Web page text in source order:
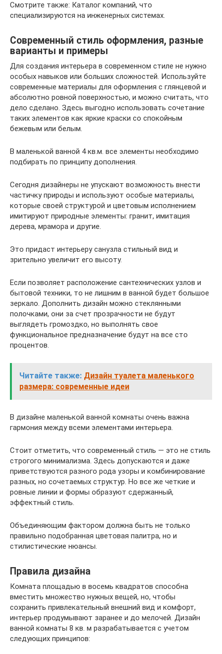
Смотрите также: Каталог компаний, что
специализируются на инженерных системах.
Современный стиль оформления, разные
варианты и примеры
Для создания интерьера в современном стиле не нужно
особых навыков или больших сложностей. Используйте
современные материалы для оформления с глянцевой и
абсолютно ровной поверхностью, и можно считать, что
дело сделано. Здесь выгодно использовать сочетание
таких элементов как яркие краски со спокойным
бежевым или белым.
В маленькой ванной 4 кв.м. все элементы необходимо
подбирать по принципу дополнения.
Сегодня дизайнеры не упускают возможность внести
частичку природы и используют особые материалы,
которые своей структурой и цветовым исполнением
имитируют природные элементы: гранит, имитация
дерева, мрамора и другие.
Это придаст интерьеру санузла стильный вид и
зрительно увеличит его высоту.
Если позволяет расположение сантехнических узлов и
бытовой техники, то не лишним в ванной будет большое
зеркало. Дополнить дизайн можно стеклянными
полочками, они за счет прозрачности не будут
выглядеть громоздко, но выполнять свое
функциональное предназначение будут на все сто
процентов.
Читайте также: Дизайн туалета маленького
размера: современные идеи
В дизайне маленькой ванной комнаты очень важна
гармония между всеми элементами интерьера.
Стоит отметить, что современный стиль — это не стиль
строгого минимализма. Здесь допускаются и даже
приветствуются разного рода узоры и комбинирование
разных, но сочетаемых структур. Но все же четкие и
ровные линии и формы образуют сдержанный,
эффектный стиль.
Объединяющим фактором должна быть не только
правильно подобранная цветовая палитра, но и
стилистические нюансы.
Правила дизайна
Комната площадью в восемь квадратов способна
вместить множество нужных вещей, но, чтобы
сохранить привлекательный внешний вид и комфорт,
интерьер продумывают заранее и до мелочей. Дизайн
ванной комнаты 8 кв. м разрабатывается с учетом
следующих принципов: